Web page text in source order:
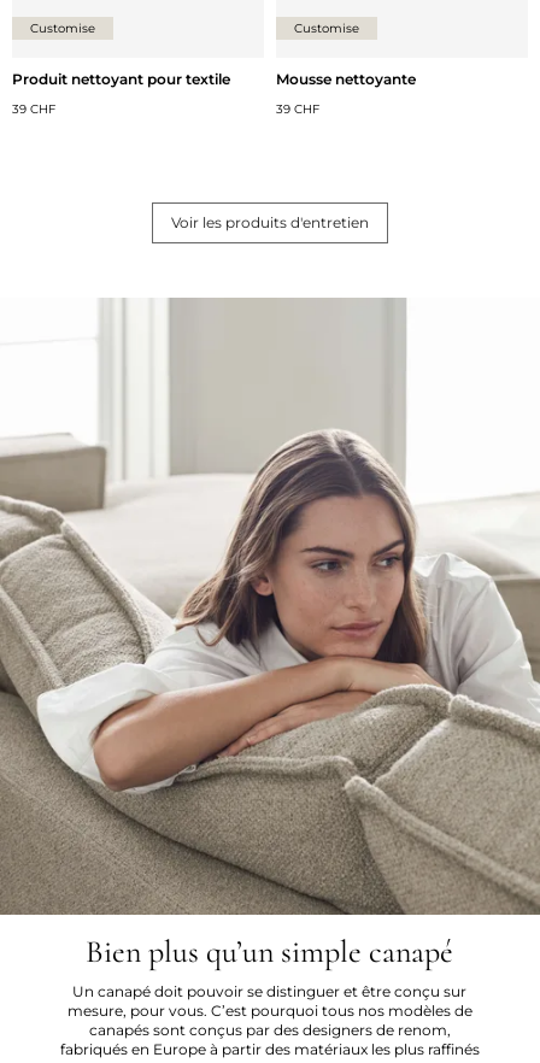
Customise
Produit nettoyant pour textile
39 CHF
Customise
Mousse nettoyante
39 CHF
Voir les produits d'entretien
Bien plus qu’un simple canapé
Un canapé doit pouvoir se distinguer et être conçu sur
mesure, pour vous. C’est pourquoi tous nos modèles de
canapés sont conçus par des designers de renom,
fabriqués en Europe à partir des matériaux les plus raffinés